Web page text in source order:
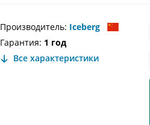
Производитель: Iceberg
Гарантия: 1 год
Все характеристики